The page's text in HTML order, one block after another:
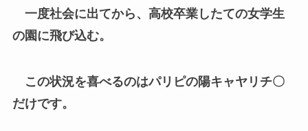
一度社会に出てから、高校卒業したての女学生
の園に飛び込む。
この状況を喜べるのはパリピの陽キャヤリチ〇
だけです。